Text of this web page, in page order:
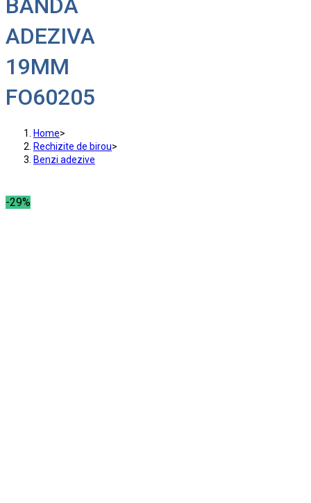
BANDA
ADEZIVA
19MM
FO60205
Home>
Rechizite de birou>
Benzi adezive
-29%